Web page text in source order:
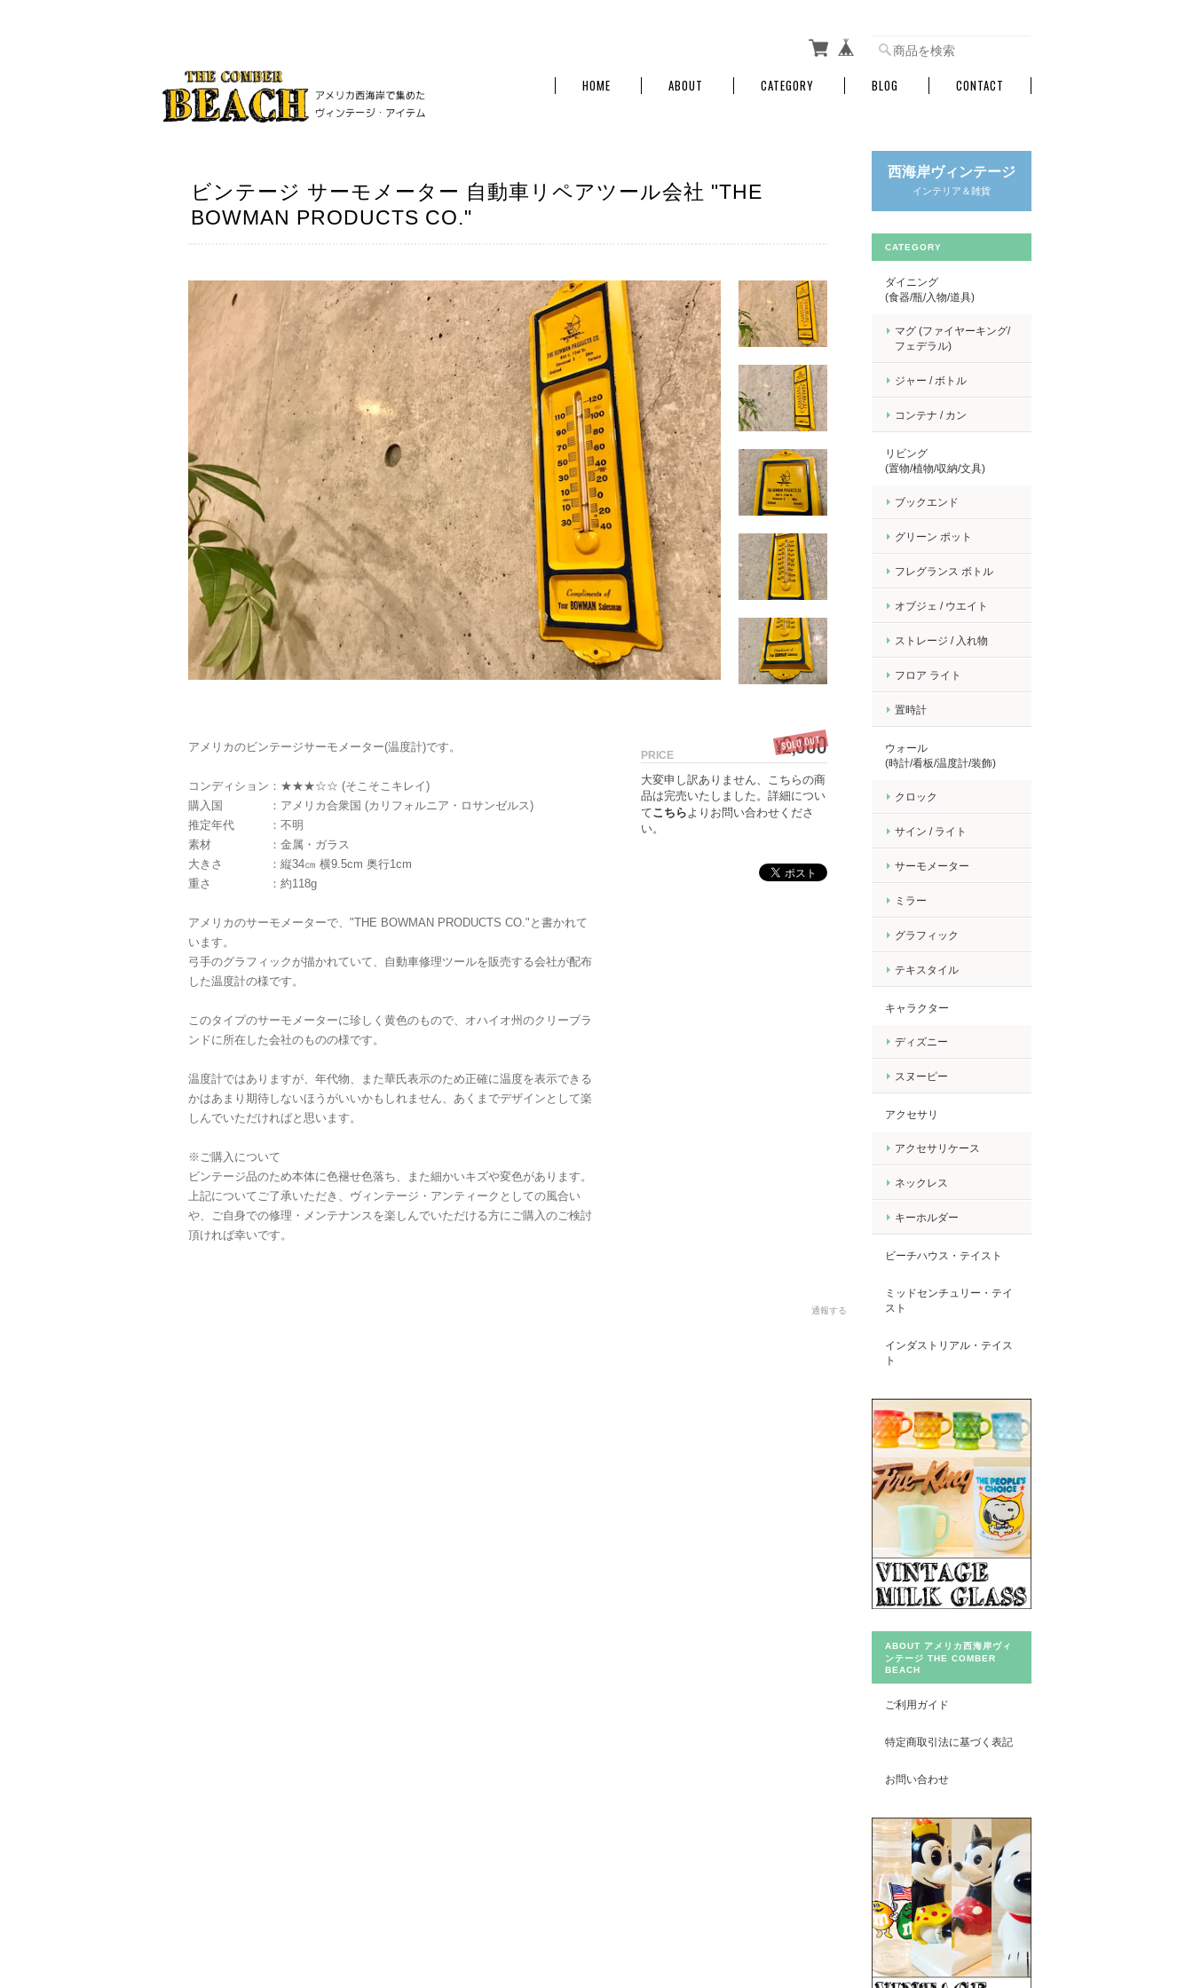
HOME ABOUT CATEGORY BLOG CONTACT
ビンテージ サーモメーター 自動車リペアツール会社 "THE
BOWMAN PRODUCTS CO."
アメリカのビンテージサーモメーター(温度計)です。
コンディション：★★★☆☆ (そこそこキレイ)
購入国 ：アメリカ合衆国 (カリフォルニア・ロサンゼルス)
推定年代 ：不明
素材 ：金属・ガラス
大きさ ：縦34㎝ 横9.5cm 奥行1cm
重さ ：約118g
アメリカのサーモメーターで、"THE BOWMAN PRODUCTS CO."と書かれて
います。
弓手のグラフィックが描かれていて、自動車修理ツールを販売する会社が配布
した温度計の様です。
このタイプのサーモメーターに珍しく黄色のもので、オハイオ州のクリーブラ
ンドに所在した会社のものの様です。
温度計ではありますが、年代物、また華氏表示のため正確に温度を表示できる
かはあまり期待しないほうがいいかもしれません、あくまでデザインとして楽
しんでいただければと思います。
※ご購入について
ビンテージ品のため本体に色褪せ色落ち、また細かいキズや変色があります。
上記についてご了承いただき、ヴィンテージ・アンティークとしての風合い
や、ご自身での修理・メンテナンスを楽しんでいただける方にご購入のご検討
頂ければ幸いです。
PRICE ¥2,800
SOLD OUT
大変申し訳ありません、こちらの商
品は完売いたしました。詳細につい
てこちらよりお問い合わせくださ
い。
通報する
西海岸ヴィンテージ
インテリア＆雑貨
CATEGORY
ダイニング
(食器/瓶/入物/道具)
マグ (ファイヤーキング/
フェデラル)
ジャー / ボトル
コンテナ / カン
リビング
(置物/植物/収納/文具)
ブックエンド
グリーン ポット
フレグランス ボトル
オブジェ / ウエイト
ストレージ / 入れ物
フロア ライト
置時計
ウォール
(時計/看板/温度計/装飾)
クロック
サイン / ライト
サーモメーター
ミラー
グラフィック
テキスタイル
キャラクター
ディズニー
スヌーピー
アクセサリ
アクセサリケース
ネックレス
キーホルダー
ビーチハウス・テイスト
ミッドセンチュリー・テイ
スト
インダストリアル・テイス
ト
ABOUT アメリカ西海岸ヴィ
ンテージ THE COMBER
BEACH
ご利用ガイド
特定商取引法に基づく表記
お問い合わせ